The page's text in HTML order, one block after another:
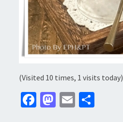
(Visited 10 times, 1 visits today)
Fa M E